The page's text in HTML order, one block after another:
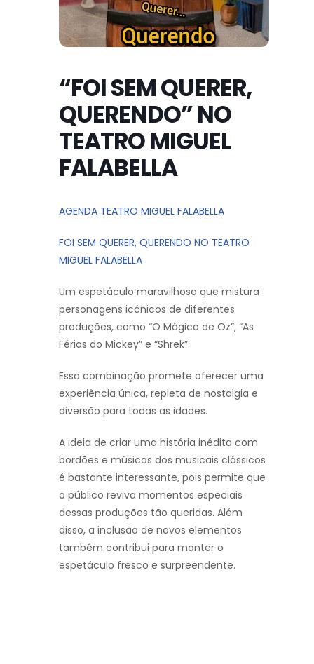
“FOI SEM QUERER,
QUERENDO” NO
TEATRO MIGUEL
FALABELLA
AGENDA TEATRO MIGUEL FALABELLA
FOI SEM QUERER, QUERENDO NO TEATRO
MIGUEL FALABELLA
Um espetáculo maravilhoso que mistura
personagens icônicos de diferentes
produções, como “O Mágico de Oz”, “As
Férias do Mickey” e “Shrek”.
Essa combinação promete oferecer uma
experiência única, repleta de nostalgia e
diversão para todas as idades.
A ideia de criar uma história inédita com
bordões e músicas dos musicais clássicos
é bastante interessante, pois permite que
o público reviva momentos especiais
dessas produções tão queridas. Além
disso, a inclusão de novos elementos
também contribui para manter o
espetáculo fresco e surpreendente.